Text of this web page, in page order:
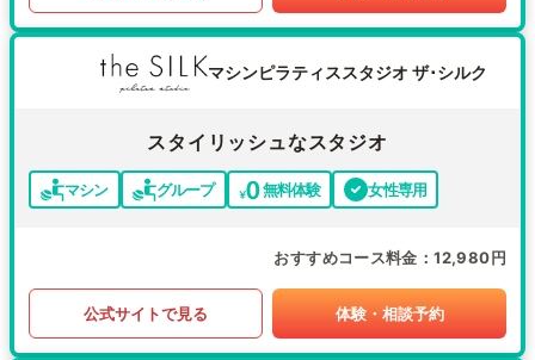
マシンピラティススタジオ ザ･シルク
スタイリッシュなスタジオ
マシン グループ 無料体験 女性専用
おすすめコース料金 12,980円
公式サイトで見る 体験・相談予約